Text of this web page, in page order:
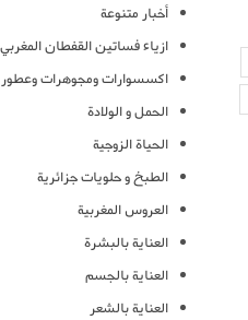
أخبار متنوعة
ازياء فساتين القفطان المغربي
اكسسوارات ومجوهرات وعطور
الحمل و الولادة
الحياة الزوجية
الطبخ و حلويات جزائرية
العروس المغربية
العناية بالبشرة
العناية بالجسم
العناية بالشعر